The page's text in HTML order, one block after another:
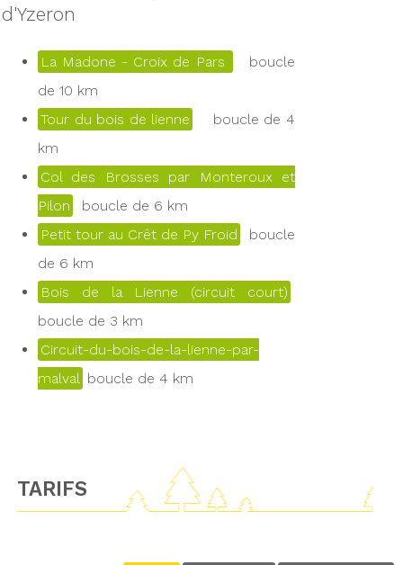
d'Yzeron
La Madone - Croix de Pars
boucle
de 10 km
Tour du bois de lienne
boucle de 4
km
Col des Brosses par Monteroux et
Pilon
boucle de 6 km
Petit tour au Crêt de Py Froid
boucle
de 6 km
Bois de la Lienne (circuit court)
boucle de 3 km
Circuit-du-bois-de-la-lienne-par-
malval boucle de 4 km
TARIFS